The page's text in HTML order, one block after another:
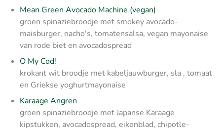
Mean Green Avocado Machine (vegan)
groen spinaziebroodje met smokey avocado-
maisburger, nacho's, tomatensalsa, vegan mayonaise
van rode biet en avocadospread
O My Cod!
krokant wit broodje met kabeljauwburger, sla , tomaat
en Griekse yoghurtmayonaise
Karaage Angren
groen spinaziebroodje met Japanse Karaage
kipstukken, avocadospread, eikenblad, chipotle-